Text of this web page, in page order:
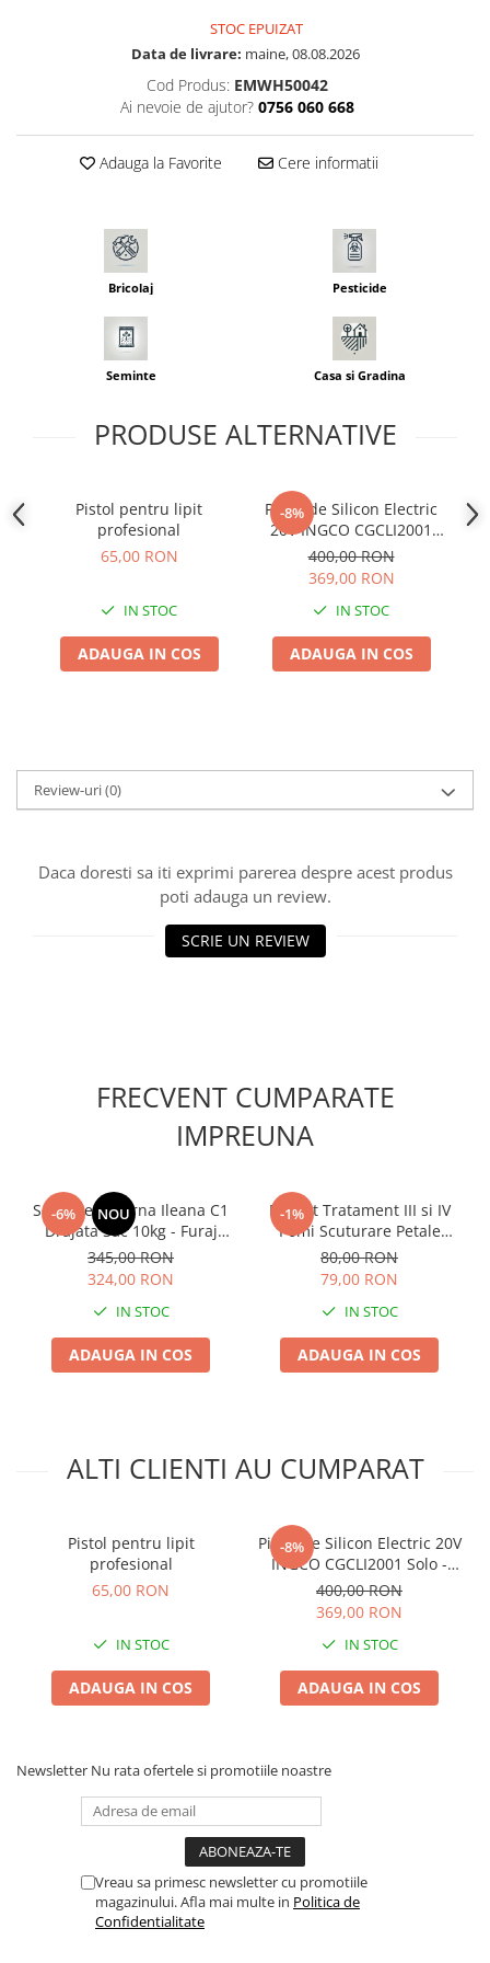
Seminte sfecla
Seminte Vinete
Seminte zucchini
Seminte Legume Profesionale
Seminte pentru germinare
Sape/ Cazmale/ Lopeti
Scule de mana
Scule electrice
Truse /set scule
STOC EPUIZAT
Data de livrare: maine, 08.08.2026
Cod Produs: EMWH50042
Ai nevoie de ajutor? 0756 060 668
Adauga la Favorite Cere informatii
Bricolaj Pesticide
Seminte Casa si Gradina
PRODUSE ALTERNATIVE
Pistol pentru lipit
profesional
65,00 RON
IN STOC
ADAUGA IN COS
-8%
Pistol de Silicon Electric
20V INGCO CGCLI2001
Solo - Fara Acumulator si
Incarcator
400,00 RON
369,00 RON
IN STOC
ADAUGA IN COS
Review-uri(0)
Daca doresti sa iti exprimi parerea despre acest produs
poti adauga un review.
SCRIE UN REVIEW
FRECVENT CUMPARATE
IMPREUNA
-6% NOU
Seminte Lucerna Ileana C1
Drajata Sac 10kg - Furaj
Premium de Inalta
Productivitate
345,00 RON
324,00 RON
IN STOC
ADAUGA IN COS
-1%
Pachet Tratament III si IV
Pomi Scuturare Petale
Solarex - Kit Profesional
Complet pentru 100L Apa
80,00 RON
79,00 RON
IN STOC
ADAUGA IN COS
ALTI CLIENTI AU CUMPARAT
Pistol pentru lipit
profesional
65,00 RON
IN STOC
ADAUGA IN COS
-8%
Pistol de Silicon Electric 20V
INGCO CGCLI2001 Solo -
Fara Acumulator si
Incarcator
400,00 RON
369,00 RON
IN STOC
ADAUGA IN COS
Newsletter Nu rata ofertele si promotiile noastre
Vreau sa primesc newsletter cu promotiile
magazinului. Afla mai multe in Politica de
Confidentialitate